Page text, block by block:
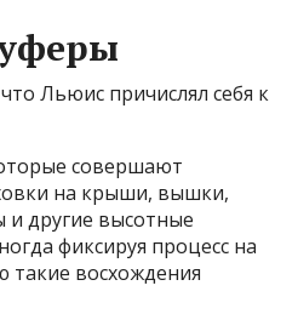
Льюис причислял себя к
совершают
на крыши, вышки,
другие высотные
фиксируя процесс на
такие восхождения